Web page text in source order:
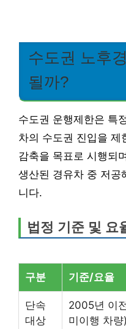
수도권 노후
될까?
수도권 운행제한은 특
차의 수도권 진입을 제
감축을 목표로 시행되
생산된 경유차 중 저공
니다.
법정 기준 및 요
구분 기준/요율
단속
대상
2005년 이
미이행 차량)